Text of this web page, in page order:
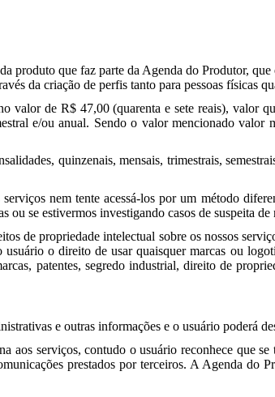
produto que faz parte da Agenda do Produtor,
da criação de perfis tanto para pessoas físicas
valor de R$ 47,00 (quarenta e sete reais), valor
e/ou anual. Sendo o valor mencionado valor
quinzenais, mensais, trimestrais,
nem tente acessá-los por um método
se estivermos investigando casos de suspeita de
de propriedade intelectual sobre os nossos
o direito de usar quaisquer marcas ou
patentes, segredo industrial, direito de
e outras informações e o usuário poderá
aos serviços, contudo o usuário reconhece que
prestados por terceiros. A Agenda do